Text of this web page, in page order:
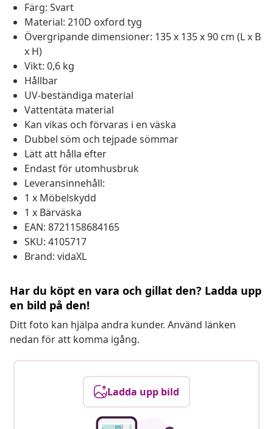
Färg: Svart
Material: 210D oxford tyg
Övergripande dimensioner: 135 x 135 x 90 cm (L x B
x H)
Vikt: 0,6 kg
Hållbar
UV-beständiga material
Vattentäta material
Kan vikas och förvaras i en väska
Dubbel söm och tejpade sömmar
Lätt att hålla efter
Endast för utomhusbruk
Leveransinnehåll:
1 x Möbelskydd
1 x Bärväska
EAN: 8721158684165
SKU: 4105717
Brand: vidaXL
Har du köpt en vara och gillat den? Ladda upp
en bild på den!
Ditt foto kan hjälpa andra kunder. Använd länken
nedan för att komma igång.
Ladda upp bild